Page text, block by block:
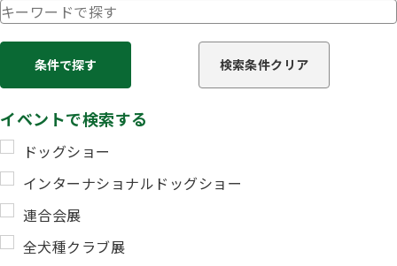
公開訓練試験併催（ＢＨなし）
更新：2023年11月8日
イベントで検索する
ドッグショー
インターナショナルドッグショー
連合会展
全犬種クラブ展